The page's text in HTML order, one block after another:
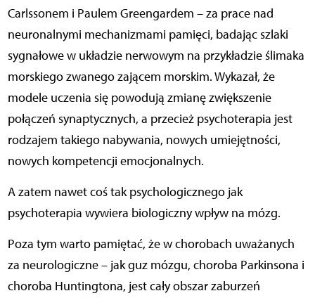
Carlssonem i Paulem Greengardem – za prace nad
neuronalnymi mechanizmami pamięci, badając szlaki
sygnałowe w układzie nerwowym na przykładzie ślimaka
morskiego zwanego zającem morskim. Wykazał, że
modele uczenia się powodują zmianę zwiększenie
połączeń synaptycznych, a przecież psychoterapia jest
rodzajem takiego nabywania, nowych umiejętności,
nowych kompetencji emocjonalnych.
A zatem nawet coś tak psychologicznego jak
psychoterapia wywiera biologiczny wpływ na mózg.
Poza tym warto pamiętać, że w chorobach uważanych
za neurologiczne – jak guz mózgu, choroba Parkinsona i
choroba Huntingtona, jest cały obszar zaburzeń